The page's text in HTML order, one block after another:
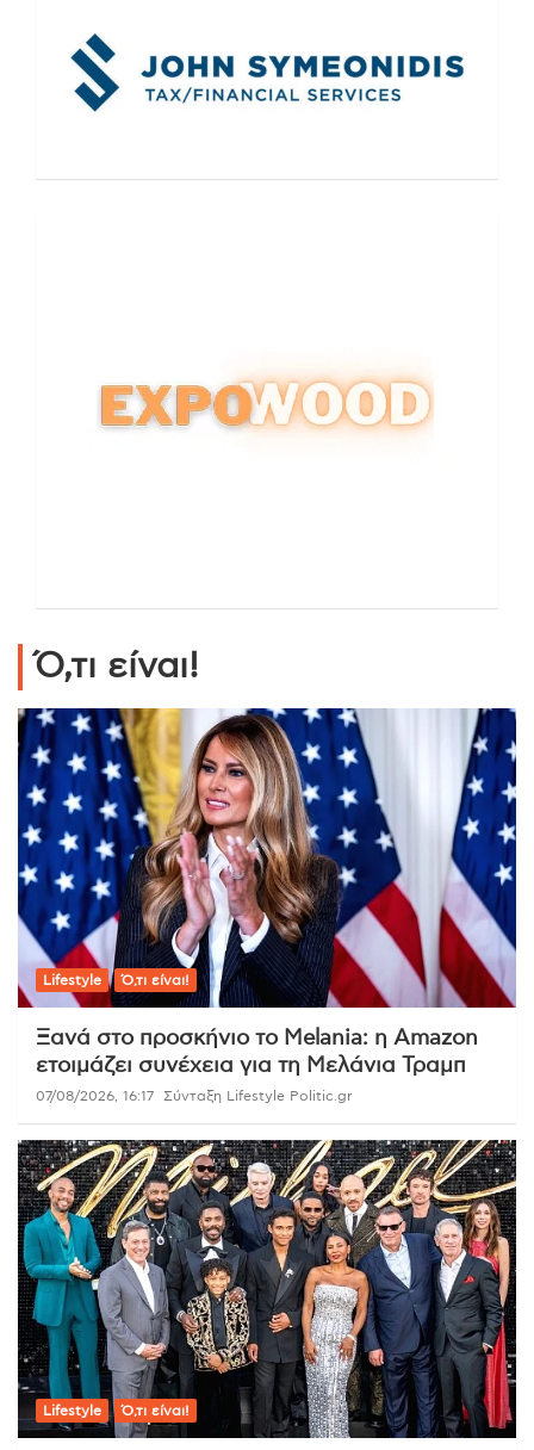
Ό,τι είναι!
Lifestyle Ό,τι είναι!
Ξανά στο προσκήνιο το Melania: η Amazon
ετοιμάζει συνέχεια για τη Μελάνια Τραμπ
07/08/2026, 16:17 Σύνταξη Lifestyle Politic.gr
Lifestyle Ό,τι είναι!